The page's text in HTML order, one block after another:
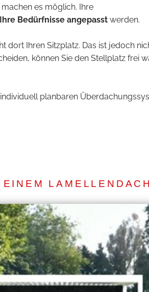
es möglich. Ihre
Bedürfnisse angepasst werden.
dort Ihren Sitzplatz. Das ist jedoch
können Sie den Stellplatz frei
planbaren